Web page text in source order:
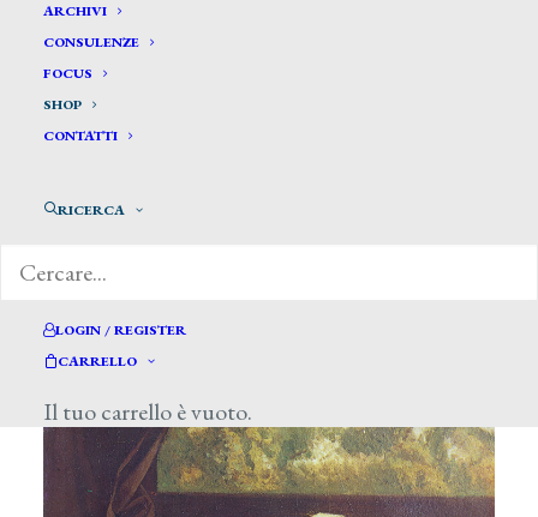
ARCHIVI
CONSULENZE
FOCUS
SHOP
CONTATTI
RICERCA
LOGIN / REGISTER
CARRELLO
Il tuo carrello è vuoto.